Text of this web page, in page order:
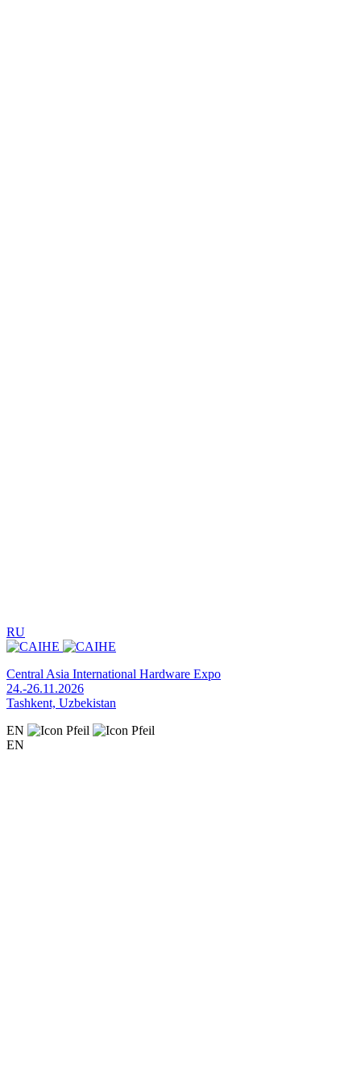
RU
Central Asia International Hardware Expo
24.-26.11.2026
Tashkent, Uzbekistan
EN
EN